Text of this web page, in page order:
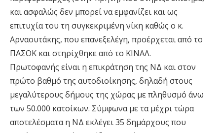
και ασφαλώς δεν μπορεί να εμφανίζει και ως
επιτυχία του τη συγκεκριμένη νίκη καθώς ο κ.
Αρναουτάκης, που επανεξελέγη, προέρχεται από το
ΠΑΣΟΚ και στηρίχθηκε από το ΚΙΝΑΛ.
Πρωτοφανής είναι η επικράτηση της ΝΔ και στον
πρώτο βαθμό της αυτοδιοίκησης, δηλαδή στους
μεγαλύτερους δήμους της χώρας με πληθυσμό άνω
των 50.000 κατοίκων. Σύμφωνα με τα μέχρι τώρα
αποτελέσματα η ΝΔ εκλέγει 35 δημάρχους που